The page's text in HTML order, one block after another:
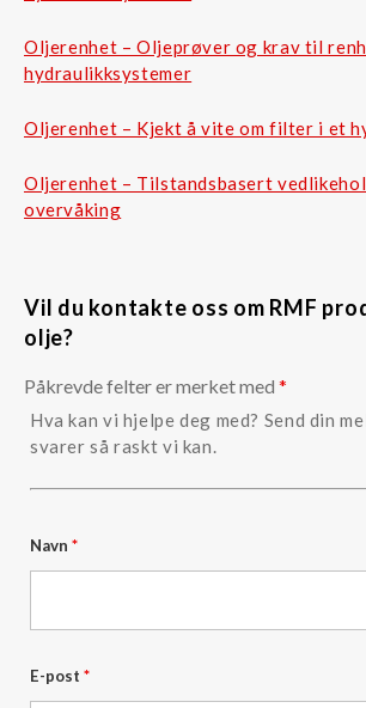
Oljerenhet – Oljeprøver og krav til
hydraulikksystemer
Oljerenhet – Kjekt å vite om filter i et
Oljerenhet – Tilstandsbasert
overvåking
Vil du kontakte oss om RMF
olje?
Påkrevde felter er merket med *
Hva kan vi hjelpe deg med? Send din
svarer så raskt vi kan.
Navn *
E-post *